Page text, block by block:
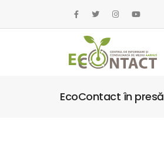
EcoContact în presă